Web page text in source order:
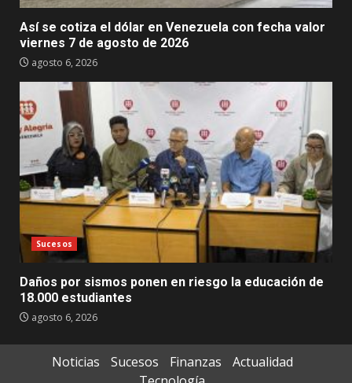
Así se cotiza el dólar en Venezuela con fecha valor
viernes 7 de agosto de 2026
agosto 6, 2026
Sucesos
Daños por sismos ponen en riesgo la educación de
18.000 estudiantes
agosto 6, 2026
Noticias Sucesos Finanzas
Actualidad